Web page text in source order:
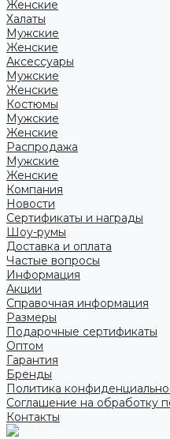
Женские
Халаты
Мужские
Женские
Аксессуары
Мужские
Женские
Костюмы
Мужские
Женские
Распродажа
Мужские
Женские
Компания
Новости
Сертификаты и награды
Шоу-румы
Доставка и оплата
Частые вопросы
Информация
Акции
Справочная информация
Размеры
Подарочные сертификаты
Оптом
Гарантия
Бренды
Политика
Соглашение на обработку
Контакты